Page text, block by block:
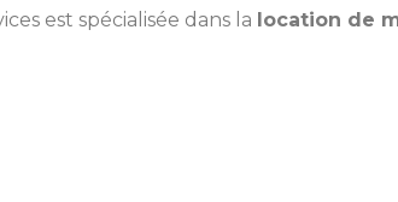
est spécialisée dans la location de